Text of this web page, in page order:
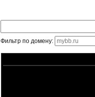
Фильтр по домену: